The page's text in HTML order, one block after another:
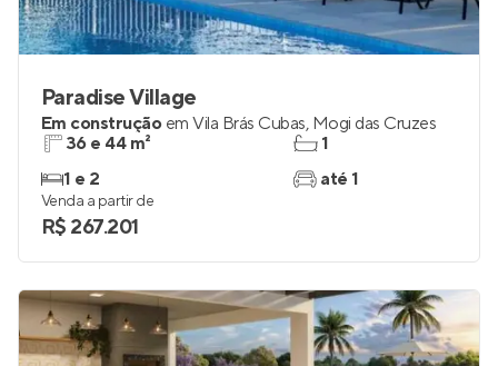
Paradise Village
Em construção em Vila Brás Cubas, Mogi das Cruzes
36 e 44 m²
1 e 2
1
até 1
Venda a partir de
R$ 267.201